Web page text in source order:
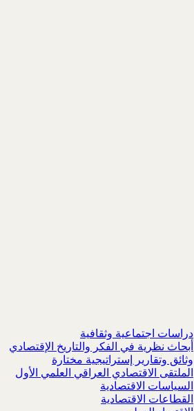
دراسات اجتماعية وثقافية
أبحاث نظرية في الفكر والتاريخ الإقتصادي
وثائق وتقارير إستراتيجية مختارة
الملتقى الاقتصادي العراقي العلمي الأول
السياسات الاقتصادية
القطاعات الاقتصادية